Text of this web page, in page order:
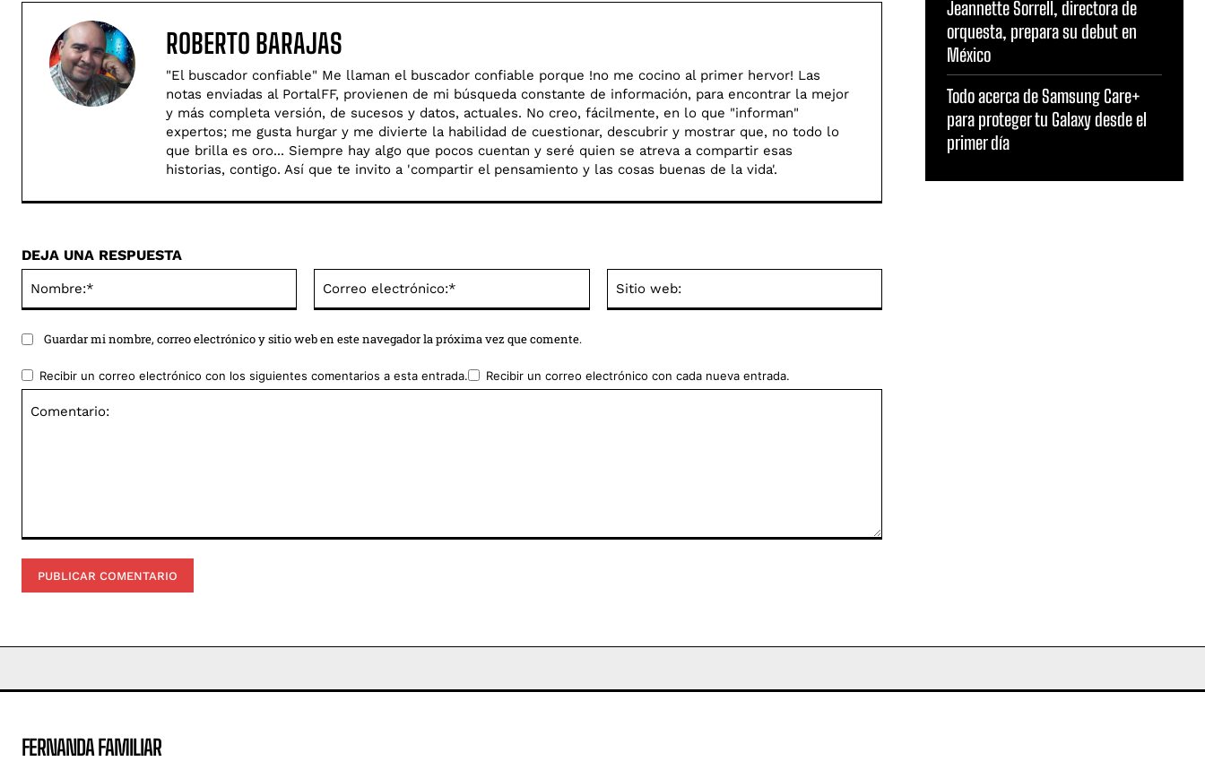
ROBERTO BARAJAS
"El buscador confiable" Me llaman el buscador confiable porque !no me cocino al primer hervor! Las
notas enviadas al PortalFF, provienen de mi búsqueda constante de información, para encontrar la mejor
y más completa versión, de sucesos y datos, actuales. No creo, fácilmente, en lo que "informan"
expertos; me gusta hurgar y me divierte la habilidad de cuestionar, descubrir y mostrar que, no todo lo
que brilla es oro... Siempre hay algo que pocos cuentan y seré quien se atreva a compartir esas
historias, contigo. Así­ que te invito a 'compartir el pensamiento y las cosas buenas de la vida'.
DEJA UNA RESPUESTA
electrónico:*
Guardar mi nombre, correo electrónico y sitio web en este navegador la próxima vez que comente.
Recibir un correo electrónico con los siguientes comentarios a esta entrada. Recibir un correo electrónico con cada nueva entrada.
Jeannette Sorrell, directora de
orquesta, prepara su debut en
México
Todo acerca de Samsung Care+
para proteger tu Galaxy desde el
primer día
FERNANDA FAMILIAR